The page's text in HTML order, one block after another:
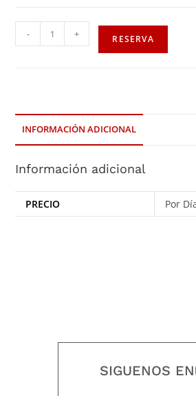
- + RESERVA
INFORMACIÓN ADICIONAL
Información adicional
PRECIO Por
SIGUENOS EN